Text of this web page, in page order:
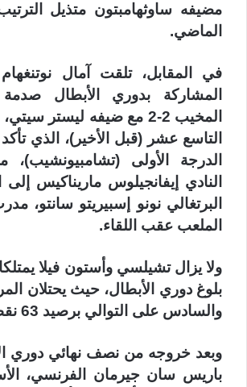
مضيفه ساوثهامبتون متذيل
الماضي.
في المقابل، تلقت آمال
المشاركة بدوري الأبطال
المخيب 2-2 مع ضيفه ليستر
التاسع عشر (قبل الأخير)، الذي
الدرجة الأولى (تشامبيونشيب)،
النادي إيفانجيلوس ماريناكيس
البرتغالي نونو إسبيريتو سانتو،
الملعب عقب اللقاء.
ولا يزال تشيلسي وأستون فيلا
بلوغ دوري الأبطال، حيث يحتلان
والسادس على التوالي برصيد 63 نقطة لكل منهما.
وبعد خروجه من نصف نهائي دوري
باريس سان جيرمان الفرنسي،